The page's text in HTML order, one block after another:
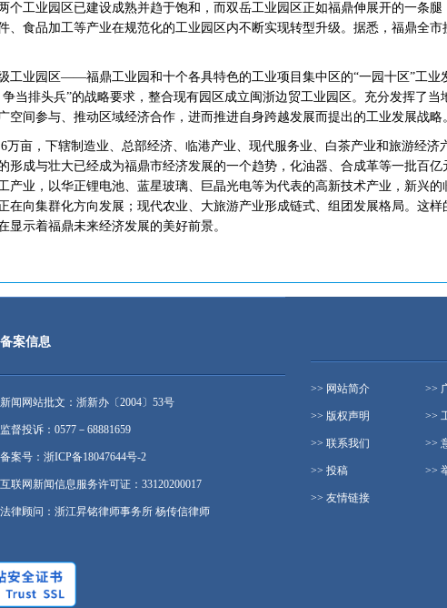
个工业园区已建设成熟并趋于饱和，而双岳工业园区正如福鼎伸展开的一条腿
、食品加工等产业在规范化的工业园区内不断实现转型升级。据悉，福鼎全市
工业园区——福鼎工业园和十个各具特色的工业项目集中区的“一园十区”工业
当排头兵”的战略要求，整合现有园区成立闽浙边贸工业园区。充分发挥了当
间参与、推动区域经济合作，进而推进自身跨越发展而提出的工业发展战略
万亩，下辖制造业、总部经济、临港产业、现代服务业、白茶产业和旅游经济
形成与壮大已经成为福鼎市经济发展的一个趋势，化油器、合成革等一批百亿
产业，以华正锂电池、蓝星玻璃、巨晶光电等为代表的高新技术产业，新兴的
在向集群化方向发展；现代农业、大旅游产业形成链式、组团发展格局。这样
示着福鼎未来经济发展的美好前景。
备案信息
新闻网站批文：浙新办〔2004〕53号
监督投诉：0577－68881659
备案号：浙ICP备18047644号-2
互联网新闻信息服务许可证：33120200017
法律顾问：浙江昇铭律师事务所 杨传信律师
>> 网站简介 >>
>> 版权声明 >>
>> 联系我们 >>
>> 投稿 >>
>> 友情链接